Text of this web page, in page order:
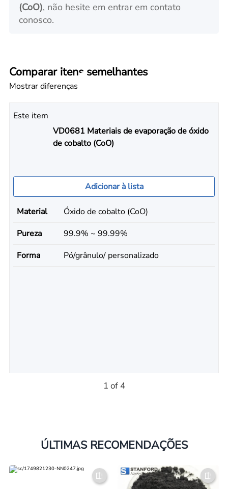
(CoO), não hesite em entrar em contato
conosco.
Comparar itens semelhantes
Mostrar diferenças
Este item
VD0681 Materiais de evaporação de óxido
de cobalto (CoO)
Adicionar à lista
Material
Óxido de cobalto (CoO)
Pureza
99.9% ~ 99.99%
Forma
Pó/grânulo/ personalizado
1 of 4
ÚLTIMAS RECOMENDAÇÕES